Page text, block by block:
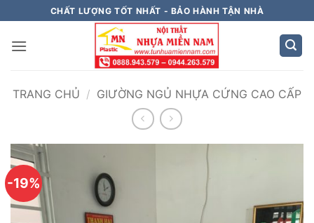
qua
nội
CHẤT LƯỢNG TỐT NHẤT - BẢO HÀNH TẬN NHÀ
TRANG CHỦ / GIƯỜNG NGỦ NHỰA CỨNG CAO CẤP
-19%